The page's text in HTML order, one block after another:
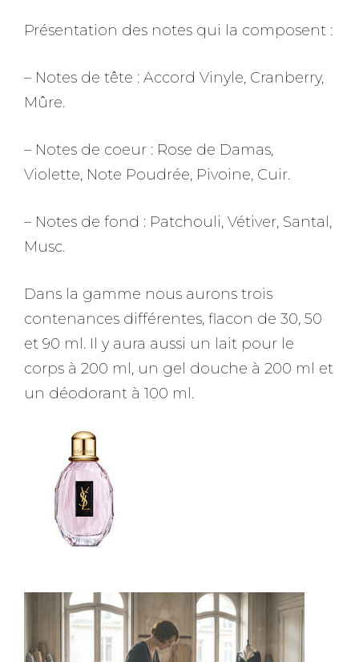
Présentation des notes qui la composent :
– Notes de tête : Accord Vinyle, Cranberry,
Mûre.
– Notes de coeur : Rose de Damas,
Violette, Note Poudrée, Pivoine, Cuir.
– Notes de fond : Patchouli, Vétiver, Santal,
Musc.
Dans la gamme nous aurons trois
contenances différentes, flacon de 30, 50
et 90 ml. Il y aura aussi un lait pour le
corps à 200 ml, un gel douche à 200 ml et
un déodorant à 100 ml.